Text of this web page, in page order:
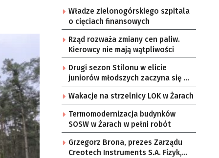
Władze zielonogórskiego szpitala
o cięciach finansowych
Rząd rozważa zmiany cen paliw.
Kierowcy nie mają wątpliwości
Drugi sezon Stilonu w elicie
juniorów młodszych zaczyna się w
sobotę
Wakacje na strzelnicy LOK w Żarach
Termomodernizacja budynków
SOSW w Żarach w pełni robót
Grzegorz Brona, prezes Zarządu
Creotech Instruments S.A. Fizyk,